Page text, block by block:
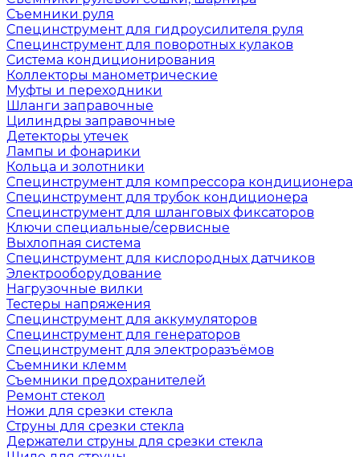
Съемники руля
Специнструмент для гидроусилителя руля
Специнструмент для поворотных кулаков
Система кондиционирования
Коллекторы манометрические
Муфты и переходники
Шланги заправочные
Цилиндры заправочные
Детекторы утечек
Лампы и фонарики
Кольца и золотники
Специнструмент для компрессора кондиционера
Специнструмент для трубок кондиционера
Специнструмент для шланговых фиксаторов
Ключи специальные/сервисные
Выхлопная система
Специнструмент для кислородных датчиков
Электрооборудование
Нагрузочные вилки
Тестеры напряжения
Специнструмент для аккумуляторов
Специнструмент для генераторов
Специнструмент для электроразъёмов
Съемники клемм
Съемники предохранителей
Ремонт стекол
Ножи для срезки стекла
Струны для срезки стекла
Держатели струны для срезки стекла